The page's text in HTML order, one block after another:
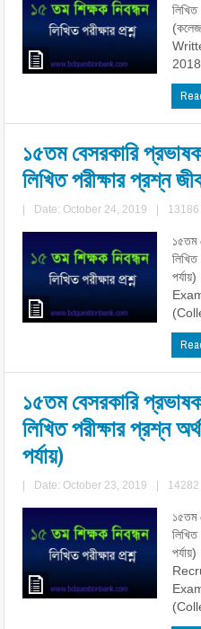
লিখিত
১৫তম বেসরকারি
লিখিত পরীক্ষার প্রশ্ন
Date: October 24, 2019
১৫তম
১৫তম বেসরকারি
লিখিত পরীক্ষার প্রশ্ন
পর্যায়)
Date: October 23, 2019
১৫তম